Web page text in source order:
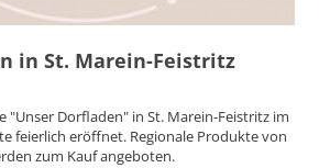
in St. Marein-Feistritz
"Unser Dorfladen" in St. Marein-Feistritz im
feierlich eröffnet. Regionale Produkte von
zum Kauf angeboten.